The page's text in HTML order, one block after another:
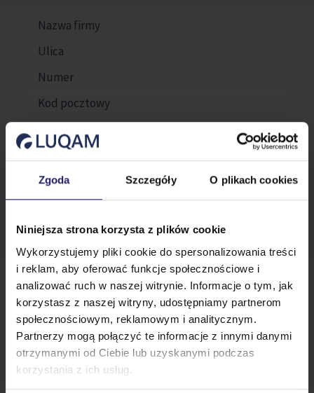
Zgoda Szczegóły O plikach cookies
Niniejsza strona korzysta z plików cookie
Wykorzystujemy pliki cookie do spersonalizowania treści
i reklam, aby oferować funkcje społecznościowe i
analizować ruch w naszej witrynie. Informacje o tym, jak
korzystasz z naszej witryny, udostępniamy partnerom
społecznościowym, reklamowym i analitycznym.
Partnerzy mogą połączyć te informacje z innymi danymi
otrzymanymi od Ciebie lub uzyskanymi podczas
korzystania z ich usług.
Osoba zgłaszająca
Dane uczestnika